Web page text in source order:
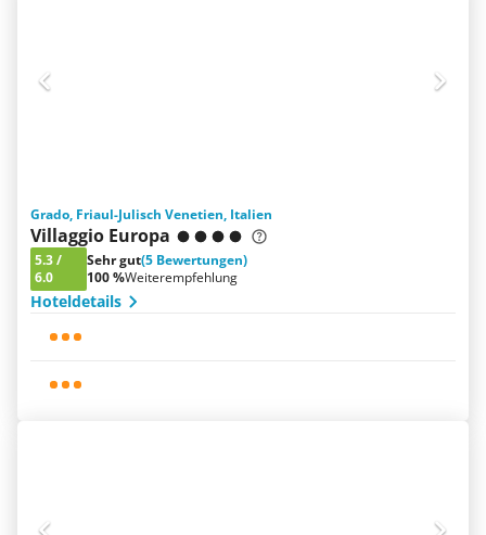
Grado, Friaul-Julisch Venetien, Italien
Villaggio Europa
5.3/
6.0
Sehr gut(5 Bewertungen)
100 %Weiterempfehlung
Hoteldetails